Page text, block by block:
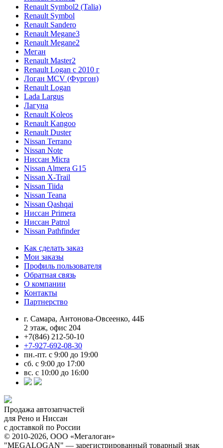
Renault Symbol2 (Talia)
Renault Symbol
Renault Sandero
Renault Megane3
Renault Megane2
Меган
Renault Master2
Renault Logan c 2010 г
Логан МСV (Фургон)
Renault Logan
Lada Largus
Лагуна
Renault Koleos
Renault Kangoo
Renault Duster
Nissan Terrano
Nissan Note
Ниссан Micra
Nissan Almera G15
Nissan X-Trail
Nissan Tiida
Nissan Teana
Nissan Qashqai
Ниссан Primera
Ниссан Patrol
Nissan Pathfinder
Как сделать заказ
Мои заказы
Профиль пользователя
Обратная связь
О компании
Контакты
Партнерство
г. Самара, Антонова-Овсеенко, 44Б
2 этаж, офис 204
+7(846) 212-50-10
+7-927-692-08-30
пн.-пт. с 9:00 до 19:00
сб. с 9:00 до 17:00
вс. с 10:00 до 16:00
Продажа автозапчастей
для Рено и Ниссан
с доставкой по России
© 2010-2026, ООО «Мегалоган»
"MEGALOGAN" — зарегистрированный товарный знак